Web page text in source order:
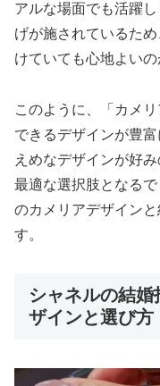
アルな場面でも活躍
げが施されているた
けていても心地よいの
このように、「カメ
できるデザインが豊
えめなデザインが好
最適な選択肢となる
のカメリアデザイン
す。
シャネルの結
ザインと選び方